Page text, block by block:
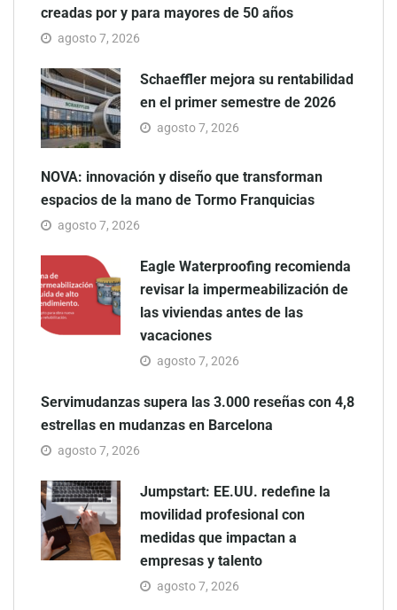
creadas por y para mayores de 50 años
agosto 7, 2026
Schaeffler mejora su rentabilidad
en el primer semestre de 2026
agosto 7, 2026
NOVA: innovación y diseño que transforman
espacios de la mano de Tormo Franquicias
agosto 7, 2026
Eagle Waterproofing recomienda
revisar la impermeabilización de
las viviendas antes de las
vacaciones
agosto 7, 2026
Servimudanzas supera las 3.000 reseñas con 4,8
estrellas en mudanzas en Barcelona
agosto 7, 2026
Jumpstart: EE.UU. redefine la
movilidad profesional con
medidas que impactan a
empresas y talento
agosto 7, 2026